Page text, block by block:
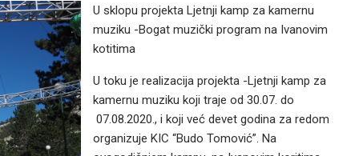
U sklopu projekta Ljetnji kamp za kamernu
muziku -Bogat muzički program na Ivanovim
kotitima
U toku je realizacija projekta -Ljetnji kamp za
kamernu muziku koji traje od 30.07. do
07.08.2020., i koji već devet godina za redom
organizuje KIC “Budo Tomović”. Na